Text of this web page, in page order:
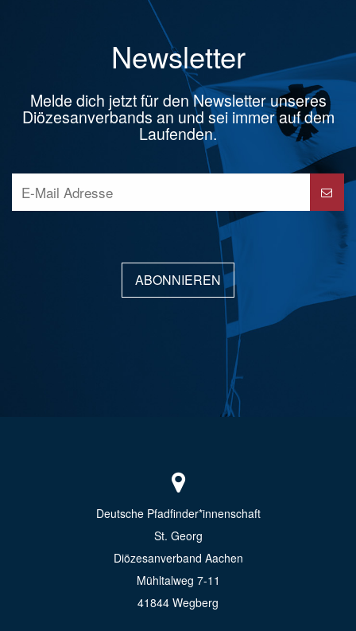
Newsletter
Melde dich jetzt für den Newsletter unseres
Diözesanverbands an und sei immer auf dem
Laufenden.
ABONNIEREN
Deutsche Pfadfinder*innenschaft
St. Georg
Diözesanverband Aachen
Mühltalweg 7-11
41844 Wegberg